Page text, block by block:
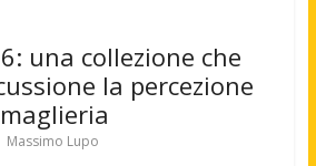
una collezione che
la percezione
Massimo Lupo